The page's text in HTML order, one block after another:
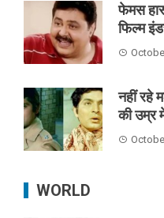
फेमस
फिल्म
नहीं रहे
की उम्र
WORLD